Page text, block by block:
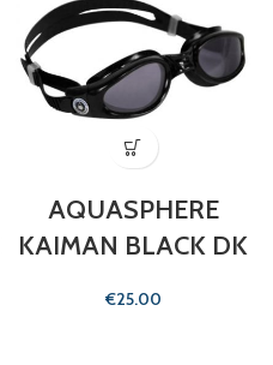
AQUASPHERE
KAIMAN BLACK DK
€